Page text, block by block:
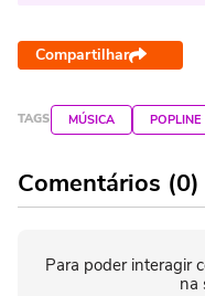
Compartilhar
TAGS MÚSICA POPLINE
Comentários (0)
Para poder interagir
na